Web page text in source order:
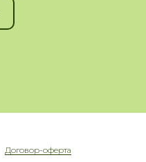
Договор-оферта